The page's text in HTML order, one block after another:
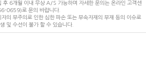
후 6개월 이내 무상 A/S 가능하며 자세한 문의는 온라인 고객센
0659)로 문의 바랍니다.
자의 부주의로 인한 심한 파손 또는 부속자재의 부재 등의 이슈로
및 수선이 불가 할 수 있습니다.